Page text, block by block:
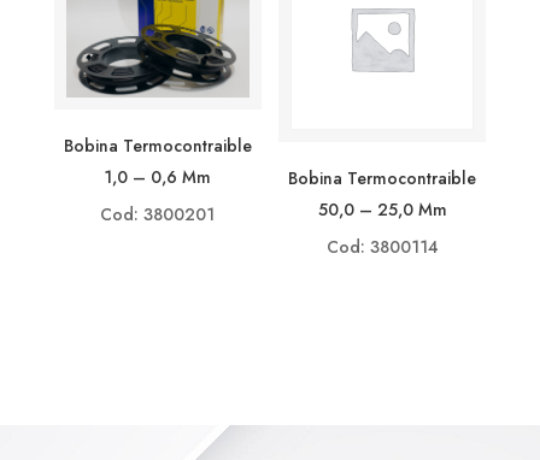
Bobina Termocontraible
1,0 – 0,6 Mm
Cod: 3800201
Bobina Termocontraible
50,0 – 25,0 Mm
Cod: 3800114